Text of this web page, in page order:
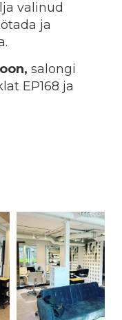
valinud
ja
salongi
EP168 ja